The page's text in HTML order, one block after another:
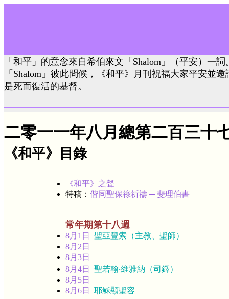
「和平」的意念來自希伯來文「Shalom」（平安）一
「Shalom」彼此問候，《和平》月刊祝福大家平安並
是死而復活的基督。
二零一一年八月總第二百三十
《和平》目錄
《和平》之聲
特稿： 偕同聖保祿祈禱 ─ 斐理伯書
常年期第十八週
8月1日 聖亞豐索（主教、聖師）
8月2日
8月3日
8月4日 聖若翰‧維雅納（司鐸）
8月5日
8月6日 耶穌顯聖容